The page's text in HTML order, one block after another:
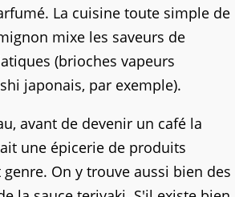
La cuisine toute simple de
mixe les saveurs de
(brioches vapeurs
japonais, par exemple).
avant de devenir un café la
une épicerie de produits
On y trouve aussi bien des